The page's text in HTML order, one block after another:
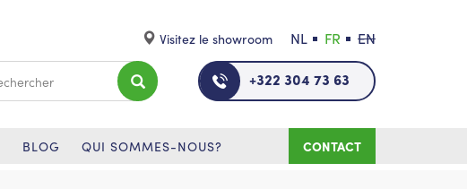
Visitez le showroom NL FR
EN
+322 304 73 63
BLOG QUI SOMMES-NOUS? CONTACT